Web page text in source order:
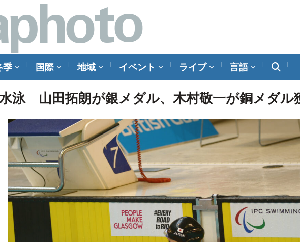
季 国際 地域 イベント ライブ 言語
水泳 山田拓朗が銀メダル、木村敬一が銅メダル